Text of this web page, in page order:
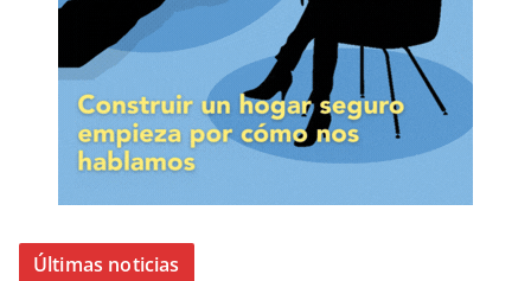
Últimas noticias